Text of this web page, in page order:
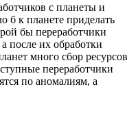
с планеты и
к планете приделать
бы переработчики
после их обработки
много сбор ресурсов
переработчики
по аномалиям, а